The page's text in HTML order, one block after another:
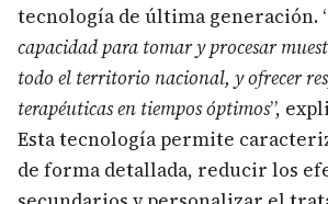
tecnología de última generación.
capacidad para tomar y procesar
todo el territorio nacional, y ofrecer
terapéuticas en tiempos óptimos”,
Esta tecnología permite
de forma detallada, reducir los